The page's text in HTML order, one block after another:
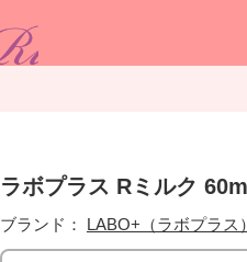
ラボプラス Rミルク 60ml
ブランド： LABO+（ラボプラス）